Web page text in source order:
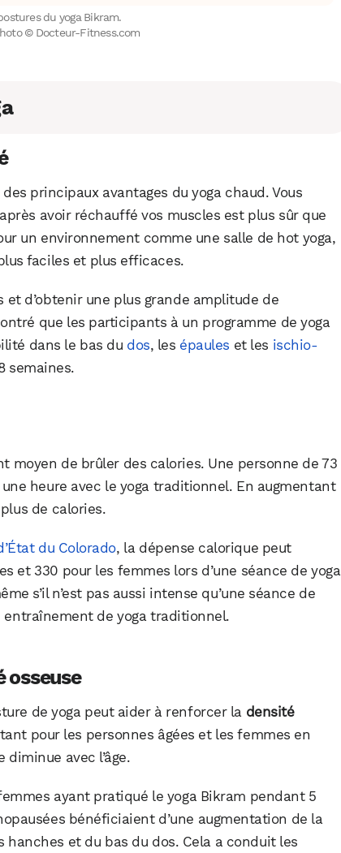
du yoga Bikram.
© Docteur-Fitness.com
principaux avantages du yoga chaud. Vous
avoir réchauffé vos muscles est plus sûr que
un environnement comme une salle de hot yoga,
faciles et plus efficaces.
et d’obtenir une plus grande amplitude de
que les participants à un programme de yoga
dans le bas du dos, les épaules et les ischio-
semaines.
moyen de brûler des calories. Une personne de 73
heure avec le yoga traditionnel. En augmentant
de calories.
du Colorado, la dépense calorique peut
et 330 pour les femmes lors d’une séance de yoga
s’il n’est pas aussi intense qu’une séance de
entraînement de yoga traditionnel.
osseuse
de yoga peut aider à renforcer la densité
pour les personnes âgées et les femmes en
avec l’âge.
ayant pratiqué le yoga Bikram pendant 5
bénéficiaient d’une augmentation de la
hanches et du bas du dos. Cela a conduit les